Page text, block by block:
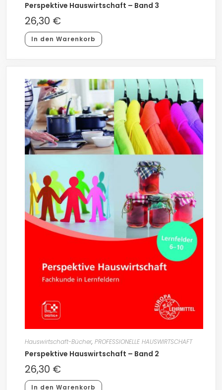
Perspektive Hauswirtschaft – Band 3
26,30 €
In den Warenkorb
Hauswirtschaft-Bücher, PROFESSIONELLE HAUSWIRTSCHAFT
Perspektive Hauswirtschaft – Band 2
26,30 €
In den Warenkorb